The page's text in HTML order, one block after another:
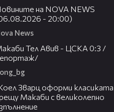
на NOVA NEWS
- 20:00)
News
Тел Авив - ЦСКА 0:3 /
Зварц оформи класиката
Макаби с великолепно